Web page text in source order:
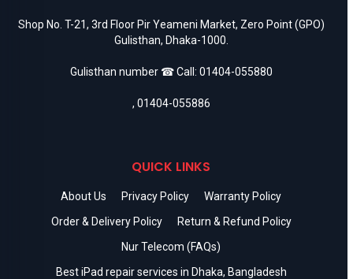
Shop No. T-21, 3rd Floor Pir Yeameni Market, Zero Point (GPO)
Gulisthan, Dhaka-1000.
Gulisthan number ☎ Call: 01404-055880
, 01404-055886
QUICK LINKS
About Us Privacy Policy
Warranty Policy
Order & Delivery Policy
Return & Refund Policy
Nur Telecom (FAQs)
Best iPad repair services in Dhaka, Bangladesh